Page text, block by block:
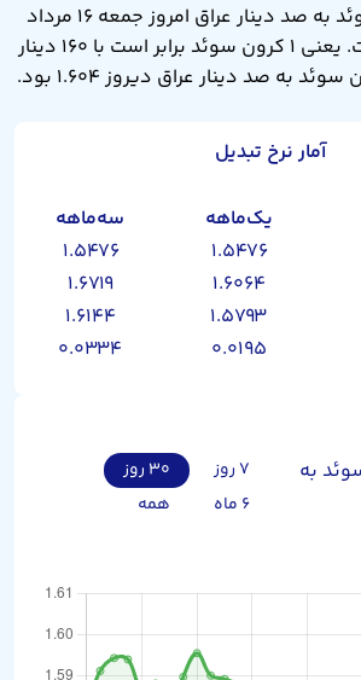
نرخ تبدیل کرون سوئد به صد دینار عراق امروز جمعه ۱۶ مرداد
۱۴۰۵ برابر ۱.۶۰۵ است. یعنی ۱ کرون سوئد برابر است با ۱۶۰ دینار
به صد دینار عراق دیروز ۱.۶۰۴ بود.
آمار نرخ تبدیل
یک‌ماهه
سه‌ماهه
۱.۵۴۷۶
۱.۵۴۷۶
۱.۶۰۶۴
۱.۶۷۱۹
۱.۵۷۹۳
۱.۶۱۴۴
۰.۰۱۹۵ ۰.۰۳۳۴
به ۷ روز
۳۰ روز
۶ ماه
همه